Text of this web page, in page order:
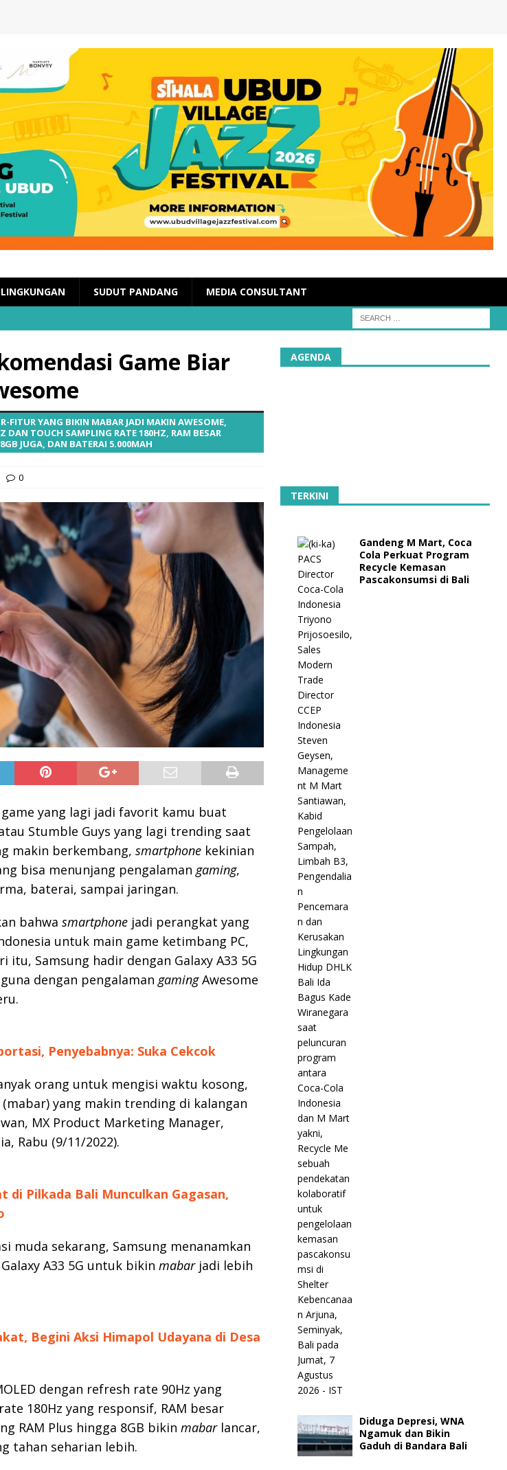
LINGKUNGAN SUDUT PANDANG MEDIA CONSULTANT
Game Biar
FITUR YANG BIKIN MABAR JADI MAKIN AWESOME,
DAN TOUCH SAMPLING RATE 180HZ, RAM BESAR
JUGA, DAN BATERAI 5.000MAH
0
yang lagi jadi favorit kamu buat
Stumble Guys yang lagi trending saat
makin berkembang, smartphonekekinian
bisa menunjang pengalaman gaming,
baterai, sampai jaringan.
bahwa smartphone jadi perangkat yang
untuk main game ketimbang PC,
itu, Samsung hadir dengan Galaxy A33 5G
dengan pengalaman gamingAwesome
Penyebabnya: Suka Cekcok
orang untuk mengisi waktu kosong,
yang makin trending di kalangan
MX Product Marketing Manager,
Rabu (9/11/2022).
di Pilkada Bali Munculkan Gagasan,
muda sekarang, Samsung menanamkan
A33 5G untuk bikin mabarjadi lebih
Begini Aksi Himapol Udayana di Desa
dengan refresh rate 90Hz yang
180Hz yang responsif, RAM besar
RAM Plus hingga 8GB bikin mabarlancar,
tahan seharian lebih.
AGENDA
TERKINI
Gandeng M Mart, Coca
Cola Perkuat Program
Recycle Kemasan
Pascakonsumsi di Bali
Diduga Depresi, WNA
Ngamuk dan Bikin
Gaduh di Bandara Bali